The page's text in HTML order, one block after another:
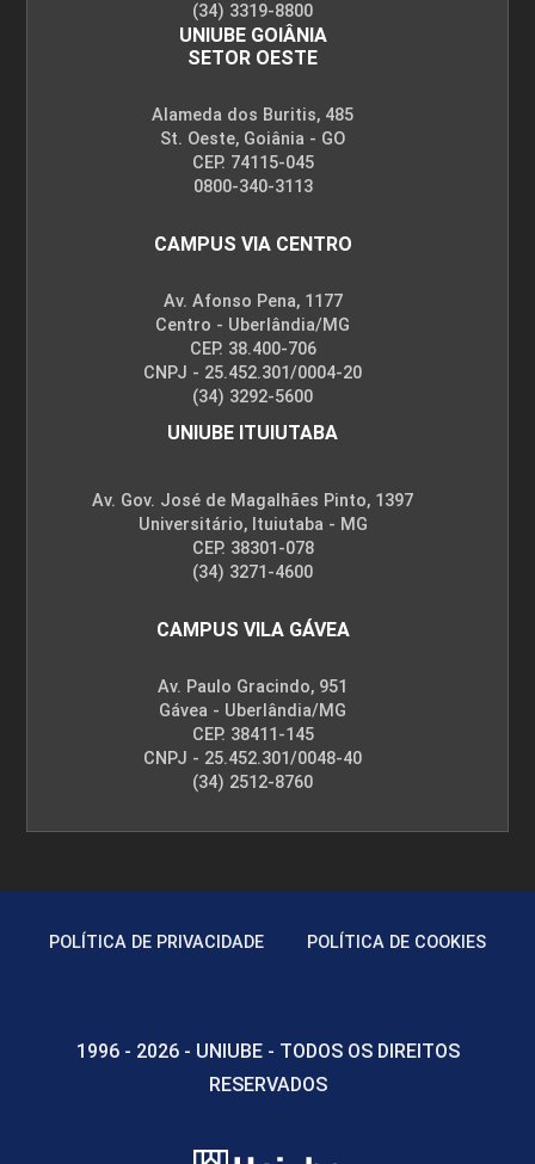
(34) 3319-8800
UNIUBE GOIÂNIA
SETOR OESTE
Alameda dos Buritis, 485
St. Oeste, Goiânia - GO
CEP. 74115-045
0800-340-3113
CAMPUS VIA CENTRO
Av. Afonso Pena, 1177
Centro - Uberlândia/MG
CEP. 38.400-706
CNPJ - 25.452.301/0004-20
(34) 3292-5600
UNIUBE ITUIUTABA
Av. Gov. José de Magalhães Pinto, 1397
Universitário, Ituiutaba - MG
CEP. 38301-078
(34) 3271-4600
CAMPUS VILA GÁVEA
Av. Paulo Gracindo, 951
Gávea - Uberlândia/MG
CEP. 38411-145
CNPJ - 25.452.301/0048-40
(34) 2512-8760
POLÍTICA DE PRIVACIDADE POLÍTICA DE COOKIES
1996 - 2026 - UNIUBE - TODOS OS DIREITOS
RESERVADOS